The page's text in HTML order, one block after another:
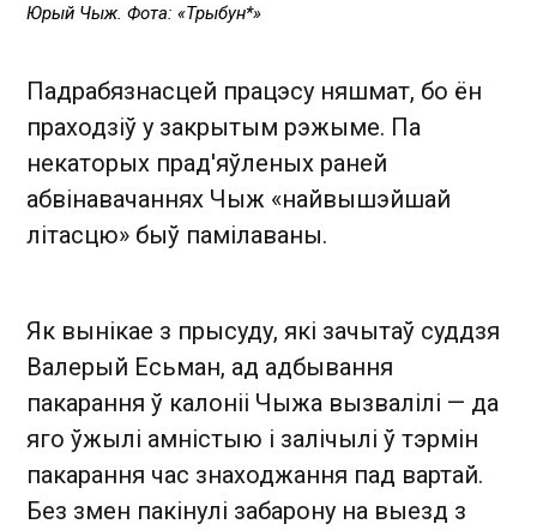
Юрый Чыж. Фота: «Трыбун*»
Падрабязнасцей працэсу няшмат, бо ён
праходзіў у закрытым рэжыме. Па
некаторых прад'яўленых раней
абвінавачаннях Чыж «найвышэйшай
літасцю» быў памілаваны.
Як вынікае з прысуду, які зачытаў суддзя
Валерый Есьман, ад адбывання
пакарання ў калоніі Чыжа вызвалілі — да
яго ўжылі амністыю і залічылі ў тэрмін
пакарання час знаходжання пад вартай.
Без змен пакінулі забарону на выезд з